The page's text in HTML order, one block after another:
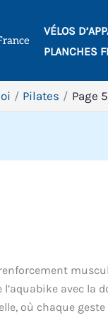
VÉLOS
PLANCHES
Pilates Page 5
avec la
où chaque